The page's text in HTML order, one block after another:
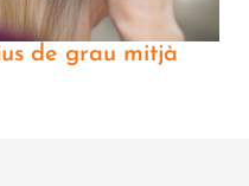
de grau mitjà